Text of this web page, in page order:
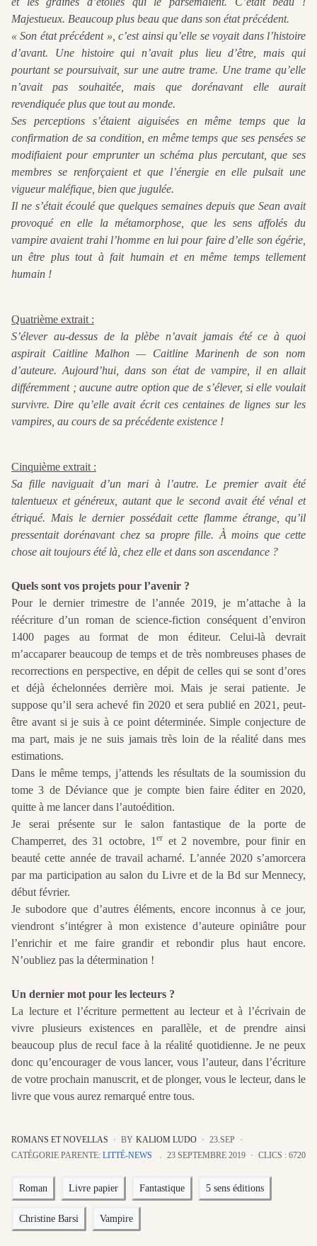
Majestueux. Beaucoup plus beau que dans son état précédent.
« Son état précédent », c’est ainsi qu’elle se voyait dans l’histoire
d’avant. Une histoire qui n’avait plus lieu d’être, mais qui
pourtant se poursuivait, sur une autre trame. Une trame qu’elle
n’avait pas souhaitée, mais que dorénavant elle aurait
revendiquée plus que tout au monde.
Ses perceptions s’étaient aiguisées en même temps que la
confirmation de sa condition, en même temps que ses pensées se
modifiaient pour emprunter un schéma plus percutant, que ses
membres se renforçaient et que l’énergie en elle pulsait une
vigueur maléfique, bien que jugulée.
Il ne s’était écoulé que quelques semaines depuis que Sean avait
provoqué en elle la métamorphose, que les sens affolés du
vampire avaient trahi l’homme en lui pour faire d’elle son égérie,
un être plus tout à fait humain et en même temps tellement
humain !
Quatrième extrait :
S’élever au-dessus de la plèbe n’avait jamais été ce à quoi
aspirait Caitline Malhon — Caitline Marinenh de son nom
d’auteure. Aujourd’hui, dans son état de vampire, il en allait
différemment ; aucune autre option que de s’élever, si elle voulait
survivre. Dire qu’elle avait écrit ces centaines de lignes sur les
vampires, au cours de sa précédente existence !
Cinquième extrait :
Sa fille naviguait d’un mari à l’autre. Le premier avait été
talentueux et généreux, autant que le second avait été vénal et
étriqué. Mais le dernier possédait cette flamme étrange, qu’il
pressentait dorénavant chez sa propre fille. À moins que cette
chose ait toujours été là, chez elle et dans son ascendance ?
Quels sont vos projets pour l’avenir ?
Pour le dernier trimestre de l’année 2019, je m’attache à la
réécriture d’un roman de science-fiction conséquent d’environ
1400 pages au format de mon éditeur. Celui-là devrait
m’accaparer beaucoup de temps et de très nombreuses phases de
recorrections en perspective, en dépit de celles qui se sont d’ores
et déjà échelonnées derrière moi. Mais je serai patiente. Je
suppose qu’il sera achevé fin 2020 et sera publié en 2021, peut-
être avant si je suis à ce point déterminée. Simple conjecture de
ma part, mais je ne suis jamais très loin de la réalité dans mes
estimations.
Dans le même temps, j’attends les résultats de la soumission du
tome 3 de Déviance que je compte bien faire éditer en 2020,
quitte à me lancer dans l’autoédition.
Je serai présente sur le salon fantastique de la porte de
Champerret, des 31 octobre, 1 eret 2 novembre, pour finir en
beauté cette année de travail acharné. L’année 2020 s’amorcera
par ma participation au salon du Livre et de la Bd sur Mennecy,
début février.
Je subodore que d’autres éléments, encore inconnus à ce jour,
viendront s’intégrer à mon existence d’auteure opiniâtre pour
l’enrichir et me faire grandir et rebondir plus haut encore.
N’oubliez pas la détermination !
Un dernier mot pour les lecteurs ?
La lecture et l’écriture permettent au lecteur et à l’écrivain de
vivre plusieurs existences en parallèle, et de prendre ainsi
beaucoup plus de recul face à la réalité quotidienne. Je ne peux
donc qu’encourager de vous lancer, vous l’auteur, dans l’écriture
de votre prochain manuscrit, et de plonger, vous le lecteur, dans le
livre que vous aurez remarqué entre tous.
ROMANS ET NOVELLAS BY KALIOM LUDO
23.SEP
CATÉGORIE PARENTE: LITTÉ-NEWS 23 SEPTEMBRE 2019 CLICS : 6720
Roman Livre papier Fantastique 5 sens éditions
Christine Barsi Vampire